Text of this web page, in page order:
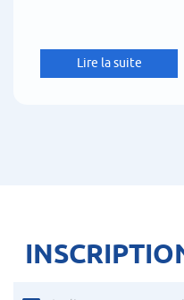
Lire la suite